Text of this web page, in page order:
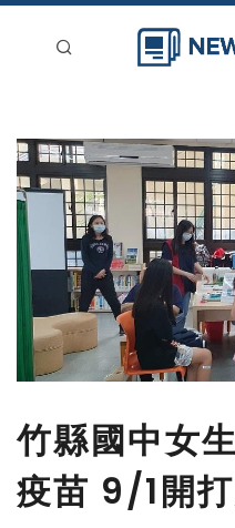
新聞稿分類
登入
刊登
竹縣國中女
疫苗 9/1開